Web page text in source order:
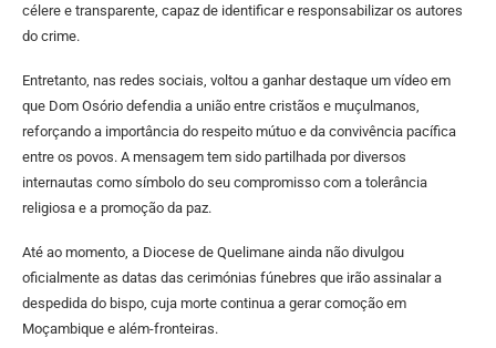
célere e transparente, capaz de identificar e responsabilizar os autores
do crime.
Entretanto, nas redes sociais, voltou a ganhar destaque um vídeo em
que Dom Osório defendia a união entre cristãos e muçulmanos,
reforçando a importância do respeito mútuo e da convivência pacífica
entre os povos. A mensagem tem sido partilhada por diversos
internautas como símbolo do seu compromisso com a tolerância
religiosa e a promoção da paz.
Até ao momento, a Diocese de Quelimane ainda não divulgou
oficialmente as datas das cerimónias fúnebres que irão assinalar a
despedida do bispo, cuja morte continua a gerar comoção em
Moçambique e além-fronteiras.